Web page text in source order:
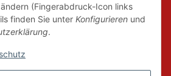
(Fingerabdruck-Icon links
finden Sie unter Konfigurieren und
.
Mitglied der Initiative